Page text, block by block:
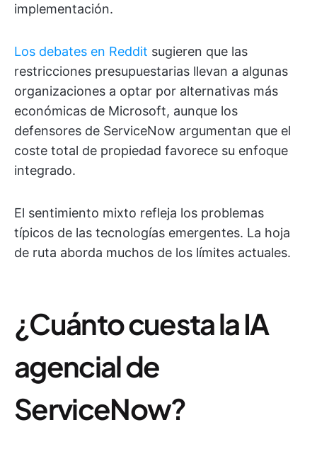
implementación.
Los debates en Reddit sugieren que las
restricciones presupuestarias llevan a algunas
organizaciones a optar por alternativas más
económicas de Microsoft, aunque los
defensores de ServiceNow argumentan que el
coste total de propiedad favorece su enfoque
integrado.
El sentimiento mixto refleja los problemas
típicos de las tecnologías emergentes. La hoja
de ruta aborda muchos de los límites actuales.
¿Cuánto cuesta la IA
agencial de
ServiceNow?